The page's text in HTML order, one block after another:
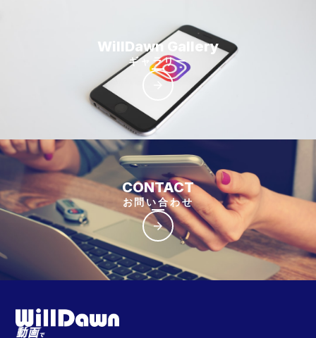
WillDawn Gallery
ギャラリー
CONTACT
お問い合わせ
arrow_forward